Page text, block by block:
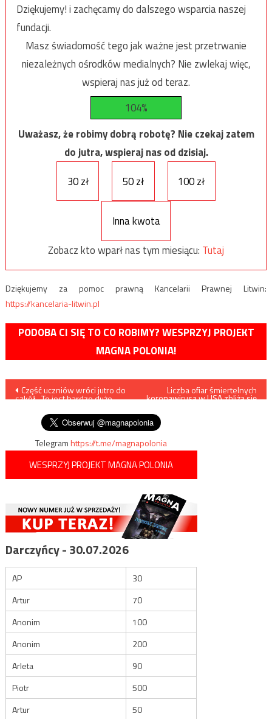
Dziękujemy! i zachęcamy do dalszego wsparcia naszej
fundacji.
Masz świadomość tego jak ważne jest przetrwanie
niezależnych ośrodków medialnych? Nie zwlekaj więc,
wspieraj nas już od teraz.
104%
Uważasz, że robimy dobrą robotę? Nie czekaj zatem
do jutra, wspieraj nas od dzisiaj.
30 zł
50 zł 100 zł
Inna kwota
Zobacz kto wparł nas tym miesiącu: Tutaj
Dziękujemy za pomoc prawną Kancelarii Prawnej Litwin:
https://kancelaria-litwin.pl
PODOBA CI SIĘ TO CO ROBIMY? WESPRZYJ PROJEKT
MAGNA POLONIA!
Nawigacja
wpisu
Część uczniów wróci jutro do
szkół. „To jest bardzo duże
Liczba ofiar śmiertelnych
koronawirusa w USA zbliża się
Telegramhttps://t.me/magnapolonia
WESPRZYJ PROJEKT MAGNA POLONIA
Darczyńcy - 30.07.2026
AP
30
Artur
70
Anonim
100
Anonim
200
Arleta
90
Piotr
500
Artur
50